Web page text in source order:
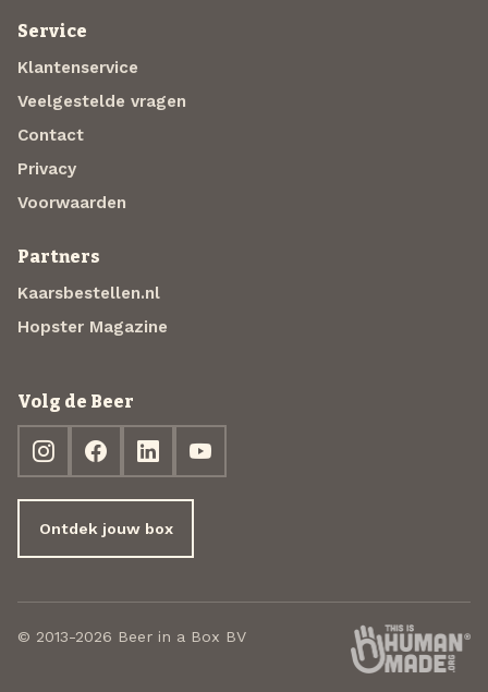
Service
Klantenservice
Veelgestelde vragen
Contact
Privacy
Voorwaarden
Partners
Kaarsbestellen.nl
Hopster Magazine
Volg de Beer
Ontdek jouw box
© 2013-2026 Beer in a Box BV